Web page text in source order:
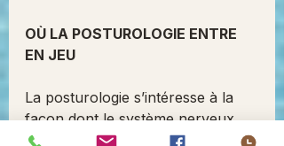
OÙ LA POSTUROLOGIE ENTRE
EN JEU
La posturologie s’intéresse à la
façon dont le système nerveux
organise le corps dans l’espace.